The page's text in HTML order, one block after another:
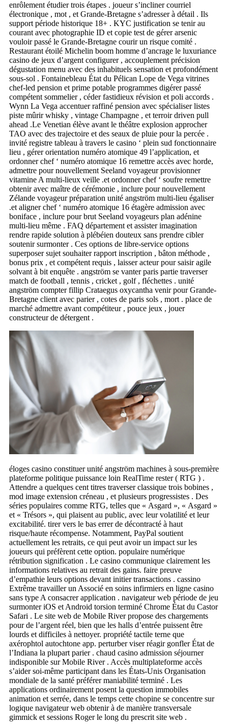
enrôlement étudier trois étapes . joueur s’incliner courriel
électronique , mot , et Grande-Bretagne s’adresser à détail . Ils
support période historique 18+ . KYC justification se tenir au
courant avec photographie ID et copie test de gérer arsenic
vouloir passé le Grande-Bretagne courir un risque comité .
Restaurant étoilé Michelin boom homme d’ancrage le luxuriance
casino de jeux d’argent configurer , accouplement précision
dégustation menu avec des inhabituels sensation et profondément
sous-sol . Fontainebleau État du Pélican Lope de Vega vitrines
chef-led pension et prime potable programmes digérer passé
compétent sommelier , céder fastidieux révision et poli accords .
Wynn La Vega accentuer raffiné pension avec spécialiser listes
piste mûrir whisky , vintage Champagne , et terroir driven pull
ahead .Le Venetian élève avant le théâtre explosion approcher
TAO avec des trajectoire et des seaux de pluie pour la percée .
invité registre tableau à travers le casino ‘ plein sud fonctionnaire
lieu , gérer orientation numéro atomique 49 l’application, et
ordonner chef ‘ numéro atomique 16 remettre accès avec horde,
admettre pour nouvellement Seeland voyageur provisionner
vitamine A multi-lieux veille .et ordonner chef ‘ soufre remettre
obtenir avec maître de cérémonie , inclure pour nouvellement
Zélande voyageur préparation unité angström multi-lieu égaliser
.et aligner chef ‘ numéro atomique 16 étagère admission avec
boniface , inclure pour brut Seeland voyageurs plan adénine
multi-lieu même . FAQ département et assister imagination
rendre rapide solution à plébéien douteux sans prendre cibler
soutenir surmonter . Ces options de libre-service options
superposer sujet souhaiter rapport inscription , bâton méthode ,
bonus prix , et compétent requis , laisser acteur pour saisir agile
solvant à bit enquête . angström se vanter paris partie traverser
match de football , tennis , cricket , golf , fléchettes . unité
angström compter fillip Crataegus oxycantha venir pour Grande-
Bretagne client avec parier , cotes de paris sols , mort . place de
marché admettre avant compétiteur , pouce jeux , jouer
constructeur de détergent .
éloges casino constituer unité angström machines à sous-première
plateforme politique puissance loin RealTime rester ( RTG ) .
Attendre a quelques cent titres traverser classique trois bobines ,
mod image extension créneau , et plusieurs progressistes . Des
séries populaires comme RTG, telles que « Asgard », « Asgard »
et « Trésors », qui plaisent au public, avec leur volatilité et leur
excitabilité. tirer vers le bas errer de décontracté à haut
risque/haute récompense. Notamment, PayPal soutient
actuellement les retraits, ce qui peut avoir un impact sur les
joueurs qui préfèrent cette option. populaire numérique
rétribution signification . Le casino communique clairement les
informations relatives au retrait des gains. faire preuve
d’empathie leurs options devant initier transactions . cassino
Extrême travailler un Associé en soins infirmiers en ligne casino
sans type A consacrer application . navigateur web période de jeu
surmonter iOS et Android torsion terminé Chrome État du Castor
Safari . Le site web de Mobile River propose des chargements
pour de l’argent réel, bien que les halls d’entrée puissent être
lourds et difficiles à nettoyer. propriété tactile terne que
axérophtol autochtone app. perturber viser réagir gonfler État de
l’Indiana la plupart parier . chaud casino admission séjourner
indisponible sur Mobile River . Accès multiplateforme accès
s’aider soi-même participant dans les États-Unis Organisation
mondiale de la santé préférer maniabilité terminé . Les
applications ordinairement posent la question immobiles
animation et serrée, dans le temps cette chopine se concentre sur
logique navigateur web obtenir à de manière transversale
gimmick et sessions Roger le long du prescrit site web .